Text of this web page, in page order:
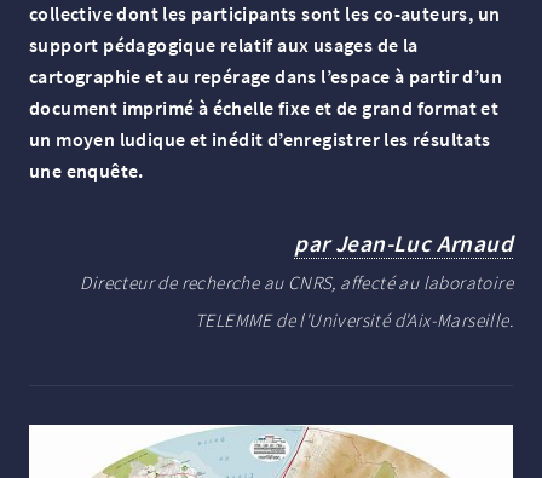
collective dont les participants sont les co-auteurs, un
support pédagogique relatif aux usages de la
cartographie et au repérage dans l’espace à partir d’un
document imprimé à échelle fixe et de grand format et
un moyen ludique et inédit d’enregistrer les résultats
une enquête.
par Jean-Luc Arnaud
Directeur de recherche au CNRS, affecté au laboratoire
TELEMME de l'Université d'Aix-Marseille.